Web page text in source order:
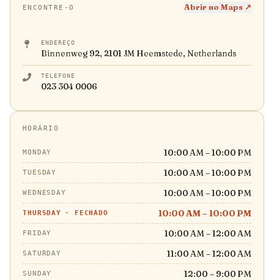
ENCONTRE-O Abrir no Maps ↗
ENDEREÇO
Binnenweg 92, 2101 JM Heemstede, Netherlands
TELEFONE
023 304 0006
HORÁRIO
MONDAY 10:00 AM – 10:00 PM
TUESDAY 10:00 AM – 10:00 PM
WEDNESDAY 10:00 AM – 10:00 PM
THURSDAY · FECHADO 10:00 AM – 10:00 PM
FRIDAY 10:00 AM – 12:00 AM
SATURDAY 11:00 AM – 12:00 AM
SUNDAY 12:00 – 9:00 PM